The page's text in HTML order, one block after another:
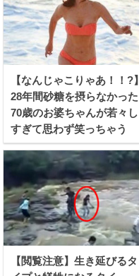
【なんじゃこりゃあ！！?】
28年間砂糖を摂らなかった
70歳のお婆ちゃんが若々し
すぎて思わず笑っちゃう
【閲覧注意】生き延びるタ